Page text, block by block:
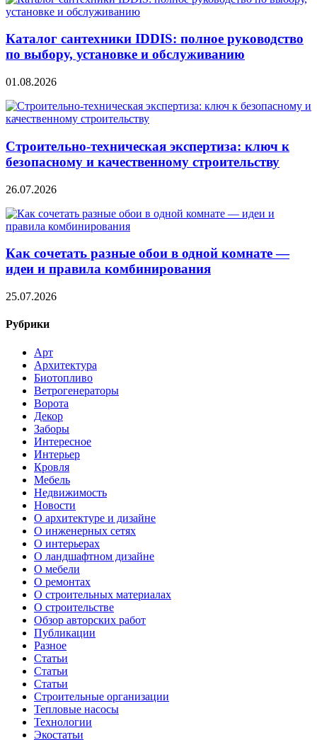
Каталог сантехники IDDIS: полное руководство
по выбору, установке и обслуживанию
01.08.2026
Строительно‑техническая экспертиза: ключ к
безопасному и качественному строительству
26.07.2026
Как сочетать разные обои в одной комнате —
идеи и правила комбинирования
25.07.2026
Рубрики
Арт
Архитектура
Биотопливо
Ветрогенераторы
Ворота
Декор
Заборы
Интересное
Интерьер
Кровля
Мебель
Недвижимость
Новости
О архитектуре и дизайне
О инженерных сетях
О интерьерах
О ландшафтном дизайне
О мебели
О ремонтах
О строительных материалах
О строительстве
Обзор авторских работ
Публикации
Разное
Статьи
Статьи
Статьи
Строительные организации
Тепловые насосы
Технологии
Экостатьи